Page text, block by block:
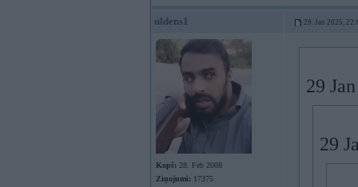
uldens1 29. Jan 2025,
Kopš: 28. Feb 2008
Ziņojumi: 17375
29
29